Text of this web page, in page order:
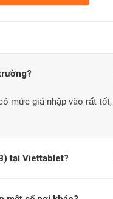
mức giá nhập vào rất tốt,
tại Viettablet?